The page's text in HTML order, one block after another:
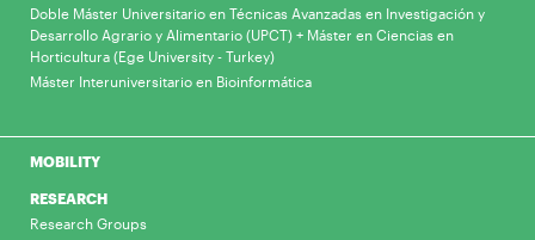
Doble Máster Universitario en Técnicas Avanzadas en Investigación y
Desarrollo Agrario y Alimentario (UPCT) + Máster en Ciencias en
Horticultura (Ege University - Turkey)
Máster Interuniversitario en Bioinformática
MOBILITY
RESEARCH
Research Groups